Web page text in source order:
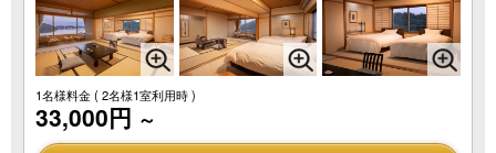
1名様料金( 2名様1室利用時 )
33,000円 ～